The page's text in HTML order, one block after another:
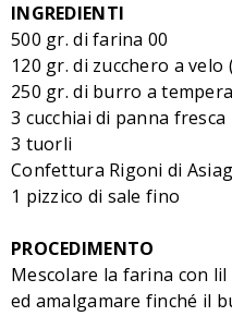
INGREDIENTI
500 gr. di farina 00
120 gr. di zucchero a velo
250 gr. di burro a
3 cucchiai di panna fresca
3 tuorli
Confettura Rigoni di
1 pizzico di sale fino
PROCEDIMENTO
Mescolare la farina con
ed amalgamare finché il